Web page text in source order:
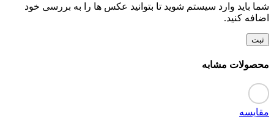
شما باید وارد سیستم شوید تا بتوانید عکس ها را به بررسی خود
اضافه کنید.
محصولات مشابه
مقایسه